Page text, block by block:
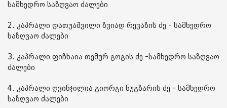
სამხედრო საზღვაო ძალები
2. კაპრალი დათუაშვილი ზვიად რევაზის ძე - სამხედრო
საზღვაო ძალები
3. კაპრალი ფიჩხაია თემურ გოგის ძე -სამხედრო საზღვაო
ძალები
4. კაპრალი ღვინჯილია გიორგი ნუგზარის ძე - სამხედრო
საზღვაო ძალები